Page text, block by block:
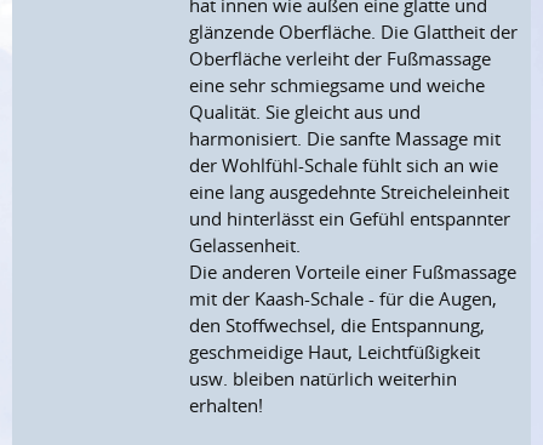
hat innen wie außen eine glatte und
glänzende Oberfläche. Die Glattheit der
Oberfläche verleiht der Fußmassage
eine sehr schmiegsame und weiche
Qualität. Sie gleicht aus und
harmonisiert. Die sanfte Massage mit
der Wohlfühl-Schale fühlt sich an wie
eine lang ausgedehnte Streicheleinheit
und hinterlässt ein Gefühl entspannter
Gelassenheit.
Die anderen Vorteile einer Fußmassage
mit der Kaash-Schale - für die Augen,
den Stoffwechsel, die Entspannung,
geschmeidige Haut, Leichtfüßigkeit
usw. bleiben natürlich weiterhin
erhalten!